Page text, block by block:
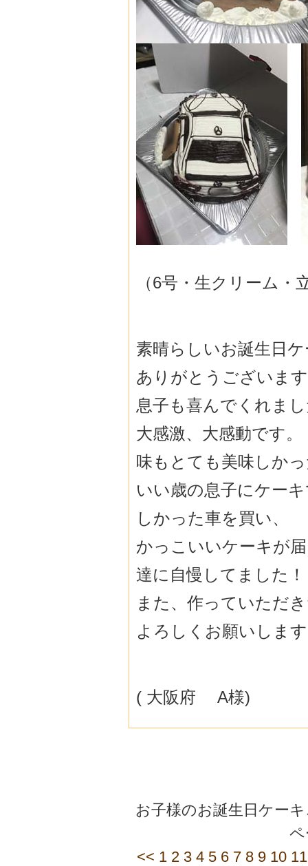
（6号・生クリーム・
素晴らしいお誕生日
ありがとうございま
息子も喜んでくれま
大感激、大感動です。
味もとても美味しか
いい歳の息子にケー
しかった車を買い、
かっこいいケーキが
達に自慢してました！
また、作っていただ
よろしくお願いしま
( 大阪府 A様)
お子様のお誕生日ケー
<< 1 2 3 4 5 6 7 8 9 10 11